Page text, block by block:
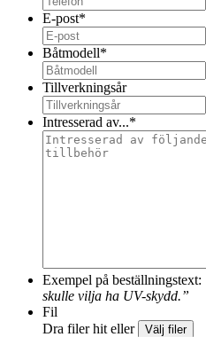
E-post*
Båtmodell*
Tillverkningsår
Intresserad av...*
Exempel på beställningstext:
skulle vilja ha UV-skydd.”
Fil
Dra filer hit eller
Välj filer